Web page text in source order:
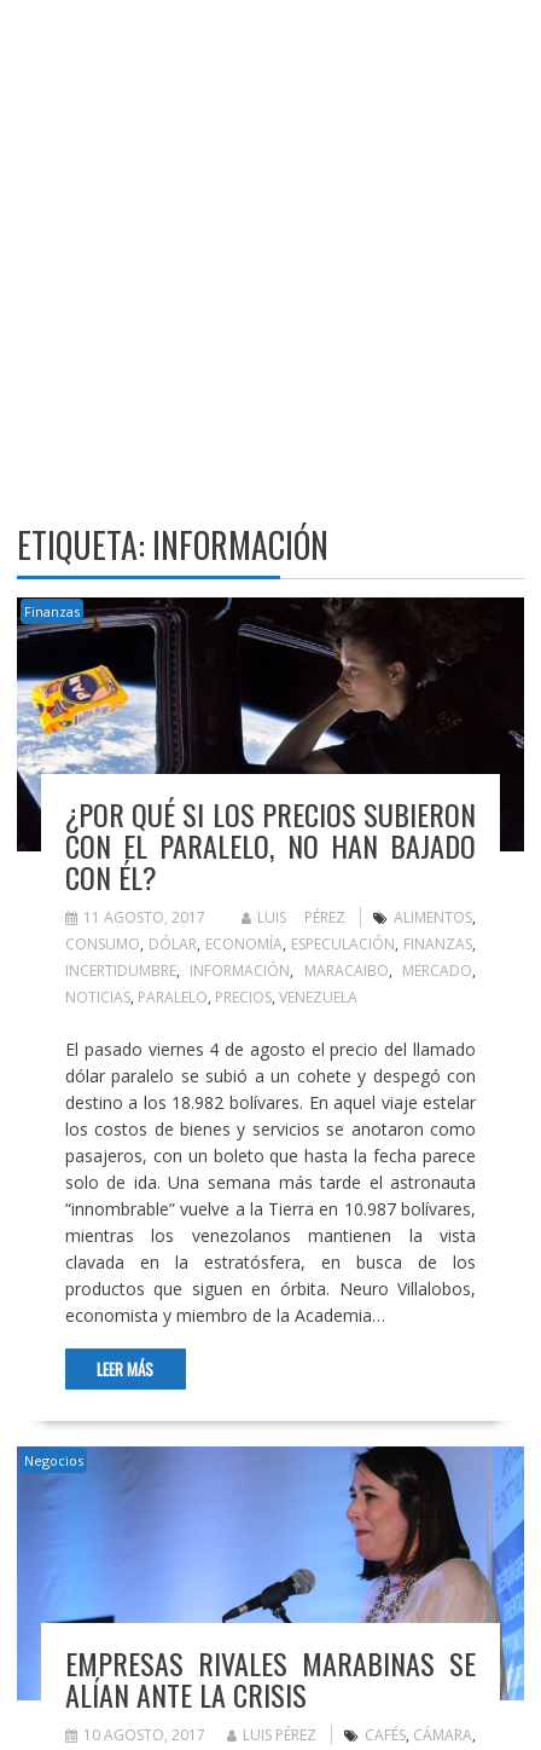
ETIQUETA: INFORMACIÓN
Finanzas
¿POR QUÉ SI LOS PRECIOS SUBIERON
CON EL PARALELO, NO HAN BAJADO
CON ÉL?
11 AGOSTO, 2017 LUIS PÉREZ ALIMENTOS,
CONSUMO, DÓLAR, ECONOMÍA, ESPECULACIÓN, FINANZAS,
INCERTIDUMBRE, INFORMACIÓN, MARACAIBO, MERCADO,
NOTICIAS, PARALELO, PRECIOS, VENEZUELA
El pasado viernes 4 de agosto el precio del llamado
dólar paralelo se subió a un cohete y despegó con
destino a los 18.982 bolívares. En aquel viaje estelar
los costos de bienes y servicios se anotaron como
pasajeros, con un boleto que hasta la fecha parece
solo de ida. Una semana más tarde el astronauta
“innombrable” vuelve a la Tierra en 10.987 bolívares,
mientras los venezolanos mantienen la vista
clavada en la estratósfera, en busca de los
productos que siguen en órbita. Neuro Villalobos,
economista y miembro de la Academia…
LEER MÁS
Negocios
EMPRESAS RIVALES MARABINAS SE
ALÍAN ANTE LA CRISIS
10 AGOSTO, 2017 LUIS PÉREZ CAFÉS, CÁMARA,